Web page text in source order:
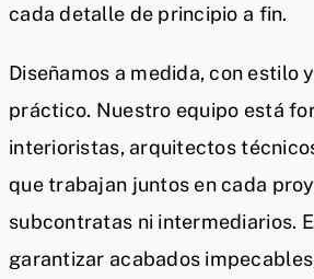
cada detalle de principio a fin.
Diseñamos a medida, con estilo
práctico. Nuestro equipo está
interioristas, arquitectos
que trabajan juntos en cada
subcontratas ni intermediarios.
garantizar acabados